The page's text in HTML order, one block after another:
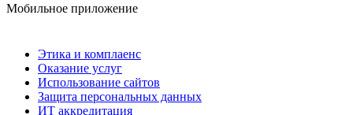
Мобильное приложение
Этика и комплаенс
Оказание услуг
Использование сайтов
Защита персональных данных
ИТ аккредитация